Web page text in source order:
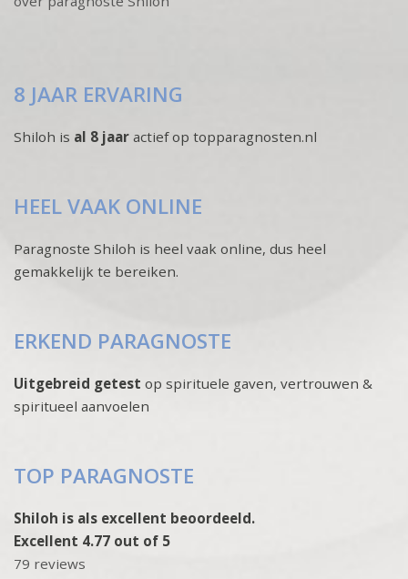
8 JAAR ERVARING
Shiloh is al 8 jaar actief op topparagnosten.nl
HEEL VAAK ONLINE
Paragnoste Shiloh is heel vaak online, dus heel
gemakkelijk te bereiken.
ERKEND PARAGNOSTE
Uitgebreid getest op spirituele gaven, vertrouwen &
spiritueel aanvoelen
TOP PARAGNOSTE
Shiloh is als excellent beoordeeld.
Excellent 4.77 out of 5
79 reviews